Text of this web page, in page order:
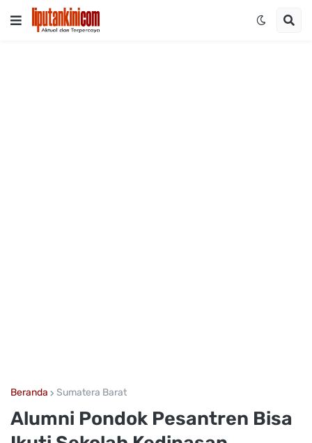
Beranda Sumatera Barat
Alumni Pondok Pesantren Bisa